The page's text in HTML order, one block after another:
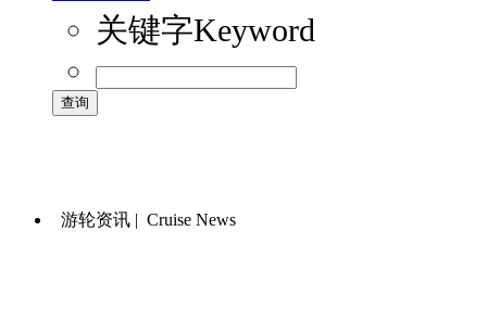
关键字Keyword
游轮资讯 | Cruise News